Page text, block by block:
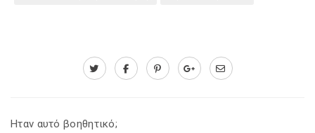
Ηταν αυτό βοηθητικό;